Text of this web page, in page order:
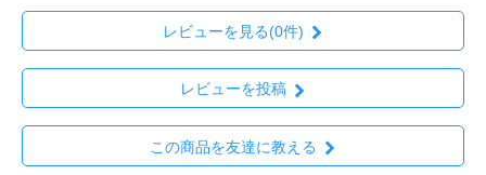
レビューを見る(0件)
レビューを投稿
この商品を友達に教える